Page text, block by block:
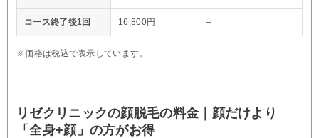
コース終了後1回 16,800円 –
※価格は税込で表示しています。
リゼクリニックの顔脱毛の料金｜顔だけより
「全身+顔」の方がお得